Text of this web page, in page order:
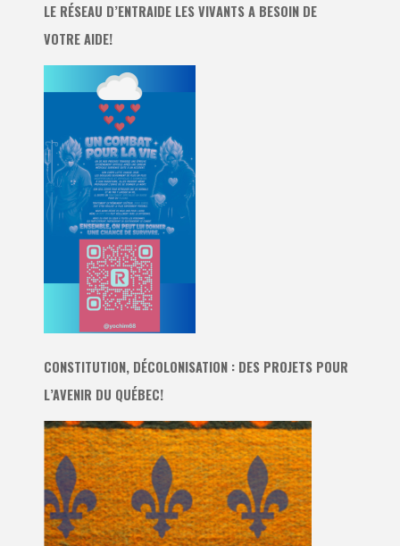
LE RÉSEAU D’ENTRAIDE LES VIVANTS A BESOIN DE
VOTRE AIDE!
CONSTITUTION, DÉCOLONISATION : DES PROJETS POUR
L’AVENIR DU QUÉBEC!